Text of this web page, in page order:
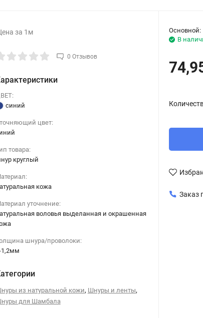
за 1м
0 Отзывов
синий
цвет:
товара:
круглый
кожа
уточнение:
воловья выделанная и окрашенная
шнура/проволоки:
1,2мм
из натуральной кожи, Шнуры и ленты,
для Шамбала
Основной:
В
Заказ